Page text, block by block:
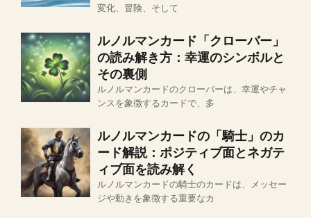
変化、冒険、そして
ルノルマンカード「クローバー」
の読み解き方：幸運のシンボルと
その裏側
ルノルマンカードのクローバーは、幸運やチャ
ンスを象徴するカードで、多
ルノルマンカードの「騎士」のカ
ード解説：ポジティブ面とネガテ
ィブ面を読み解く
ルノルマンカードの騎士のカードは、メッセー
ジや動きを象徴する重要なカ